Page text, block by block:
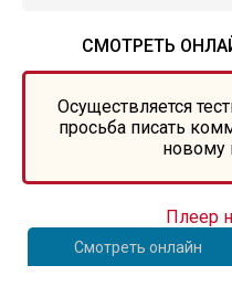
СМОТРЕТЬ
Осуществляется
просьба писать
новому
Смотреть онлайн
Плеер